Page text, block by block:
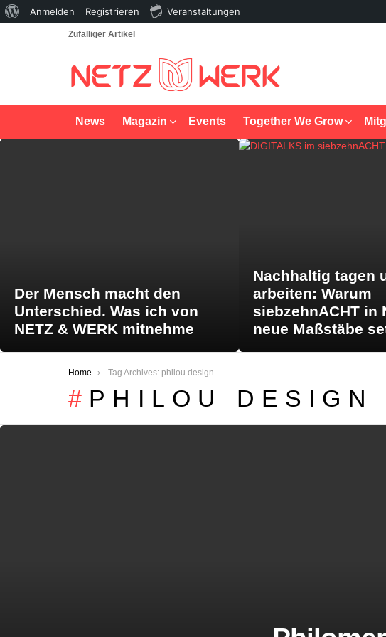
Zufälliger Artikel
News Magazin Events Together We Grow
Der Mensch macht den
Unterschied. Was ich von
NETZ & WERK mitnehme
Nachhaltig tagen
arbeiten: Warum
siebzehnACHT in
neue Maßstäbe
You are here:
Home Tag Archives: philou design
PHILOU DESIGN
Über
Anmelden Registrieren Veranstaltungen